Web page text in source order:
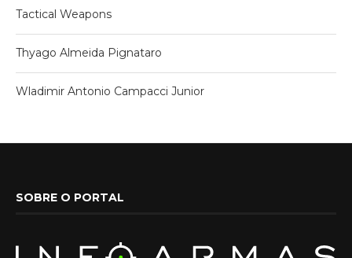
Tactical Weapons
Thyago Almeida Pignataro
Wladimir Antonio Campacci Junior
SOBRE O PORTAL